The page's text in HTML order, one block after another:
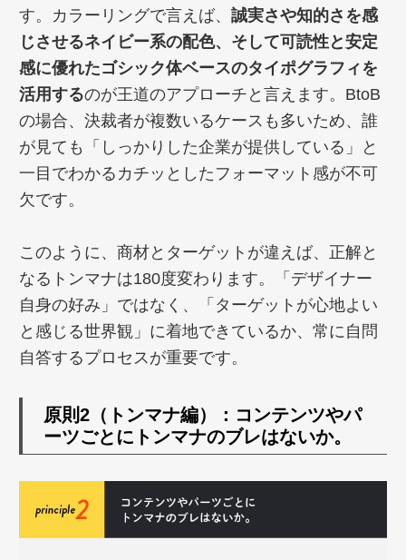
す。カラーリングで言えば、 誠実さや知的さを感
じさせるネイビー系の配色、そして可読性と安定
感に優れたゴシック体ベースのタイポグラフィを
活用するのが王道のアプローチと言えます。BtoB
の場合、決裁者が複数いるケースも多いため、誰
が見ても「しっかりした企業が提供している」と
一目でわかるカチッとしたフォーマット感が不可
欠です。
このように、商材とターゲットが違えば、正解と
なるトンマナは180度変わります。「デザイナー
自身の好み」ではなく、「ターゲットが心地よい
と感じる世界観」に着地できているか、常に自問
自答するプロセスが重要です。
原則2（トンマナ編）：コンテンツやパ
ーツごとにトンマナのブレはないか。